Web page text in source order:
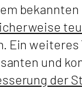
Ein
und
der